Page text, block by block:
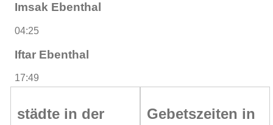
Imsak Ebenthal
04:25
Iftar Ebenthal
17:49
städte in der
Gebetszeiten in